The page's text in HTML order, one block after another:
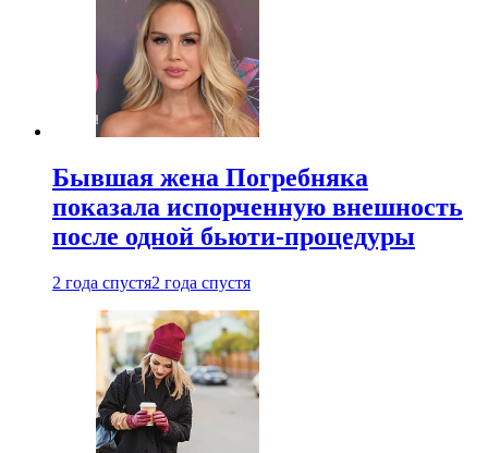
Бывшая жена Погребняка
показала испорченную внешность
после одной бьюти-процедуры
2 года спустя2 года спустя